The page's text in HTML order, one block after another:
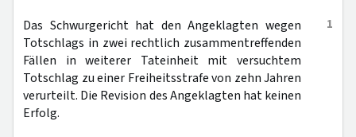
1
Das Schwurgericht hat den Angeklagten wegen
Totschlags in zwei rechtlich zusammentreffenden
Fällen in weiterer Tateinheit mit versuchtem
Totschlag zu einer Freiheitsstrafe von zehn Jahren
verurteilt. Die Revision des Angeklagten hat keinen
Erfolg.